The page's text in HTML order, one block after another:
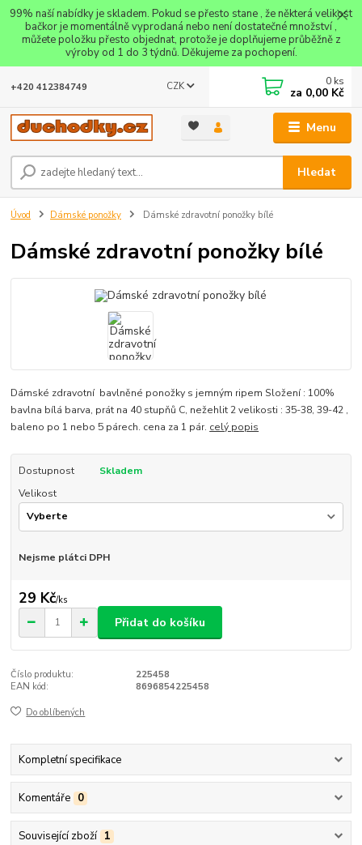
99% naší nabídky je skladem. Pokud se přesto stane , že některá velikost
bačkor je momentálně vyprodaná nebo není dostatečné množství ,
můžete položku přesto objednat, protože je doplňujeme průběžně z
výroby od 1 do 3 týdnů. Děkujeme za pochopení.
Menu
CZK
Hledat
+420 412384749 0 ks
za 0,00 Kč
Úvod Dámské ponožky Dámské zdravotní ponožky bílé
Dámské zdravotní ponožky bílé
Dámské zdravotní bavlněné ponožky s jemným ripem Složení : 100%
bavlna bílá barva, prát na 40 stupňů C, nežehlit 2 velikosti : 35-38, 39-42 ,
baleno po 1 nebo 5 párech. cena za 1 pár. celý popis
Dostupnost
Skladem
Velikost
Nejsme plátci DPH
29 Kč/ks
Přidat do košíku
Číslo produktu:
225458
EAN kód:
8696854225458
Do oblíbených
Kompletní specifikace
Komentáře 0
Související zboží 1